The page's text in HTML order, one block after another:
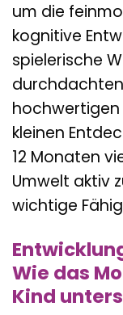
um die
kognitive
spielerische
kleinen
12 Monaten
Umwelt aktiv
wichtige
Wie das
Kind